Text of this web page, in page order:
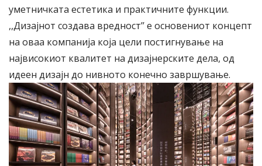
уметничката естетика и практичните функции.
,,Дизајнот создава вредност’’ e основениот концепт
на оваа компанија која цели постигнување на
највисокиот квалитет на дизајнерските дела, од
идеен дизајн до нивното конечно завршување.